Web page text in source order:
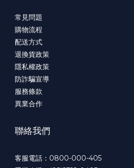
常見問題
購物流程
配送方式
退換貨政策
隱私權政策
防詐騙宣導
服務條款
異業合作
聯絡我們
客服電話：0800-000-405